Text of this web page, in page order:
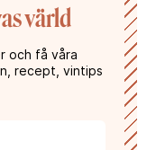
värld
och få våra
recept, vintips